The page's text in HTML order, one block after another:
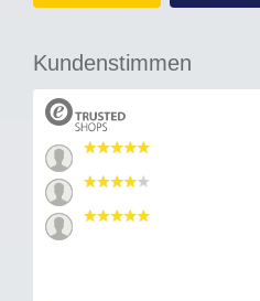
Kundenstimmen